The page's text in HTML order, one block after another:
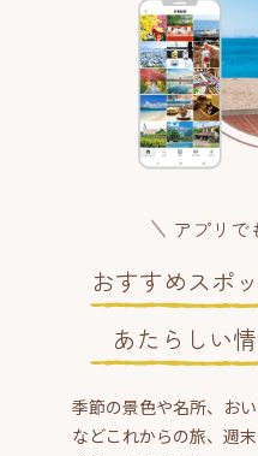
アプリで
おすすめスポ
あたらしい
季節の景色や名所、お
などこれからの旅、週